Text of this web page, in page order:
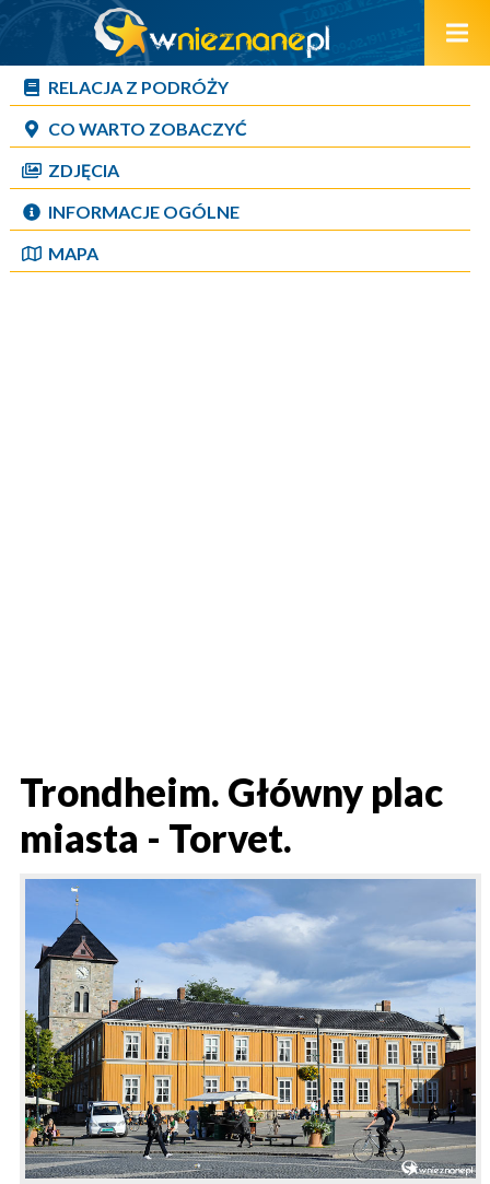
RELACJA Z PODRÓŻY
CO WARTO ZOBACZYĆ
ZDJĘCIA
INFORMACJE OGÓLNE
MAPA
Trondheim. Główny plac
miasta - Torvet.